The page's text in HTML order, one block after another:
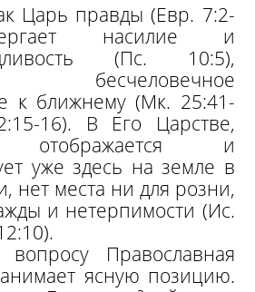
Царь правды (Евр. 7:2-
насилие и
(Пс. 10:5),
бесчеловечное
к ближнему (Мк. 25:41-
16). В Его Царстве,
отображается и
уже здесь на земле в
нет места ни для розни,
и нетерпимости (Ис.
Православная
ясную позицию.